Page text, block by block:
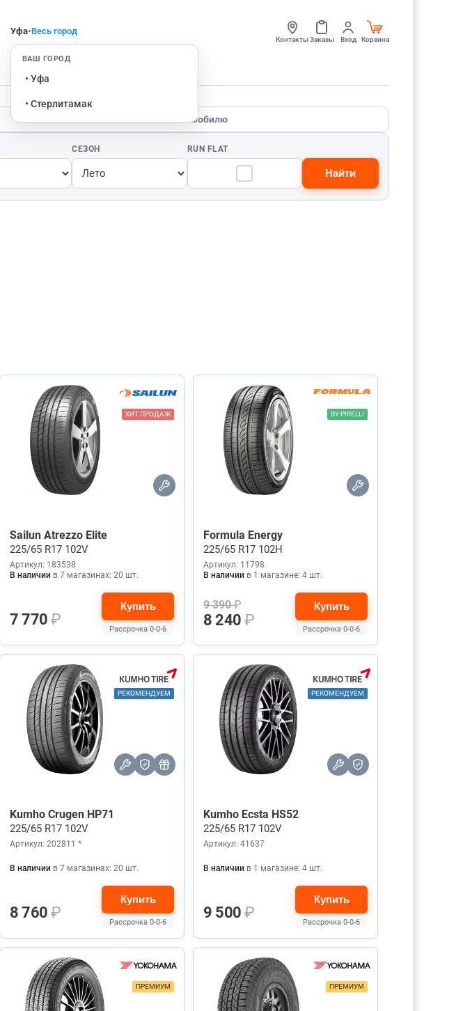
Уфа•Весь город
ВАШ ГОРОД
• Уфа
• Стерлитамак
КонтактыЗаказы Вход Корзина
По автомобилю
СЕЗОН RUN FLAT
Найти
ХИТ ПРОДАЖ
Sailun Atrezzo Elite
225/65 R17 102V
Артикул: 183538
В наличии в 7 магазинах: 20 шт.
7 770₽
Купить
Рассрочка 0-0-6
BY PIRELLI
Formula Energy
225/65 R17 102H
Артикул: 11798
В наличии в 1 магазине: 4 шт.
9 390₽
8 240₽
Купить
Рассрочка 0-0-6
РЕКОМЕНДУЕМ
Kumho Crugen HP71
225/65 R17 102V
Артикул: 202811 *
В наличии в 7 магазинах: 20 шт.
8 760₽
Купить
Рассрочка 0-0-6
РЕКОМЕНДУЕМ
Kumho Ecsta HS52
225/65 R17 102V
Артикул: 41637
В наличии в 1 магазине: 4 шт.
9 500₽
Купить
Рассрочка 0-0-6
ПРЕМИУМ ПРЕМИУМ